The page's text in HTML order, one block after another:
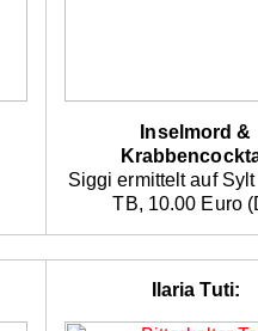
Inselmord &
Siggi ermittelt auf
TB, 10.00 Euro
Ilaria Tuti: